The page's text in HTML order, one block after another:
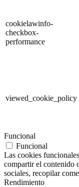
cookielawinfo-
checkbox-
performance
viewed_cookie_policy
Funcional
Funcional
Las cookies
compartir el contenido
sociales, recopilar
Rendimiento